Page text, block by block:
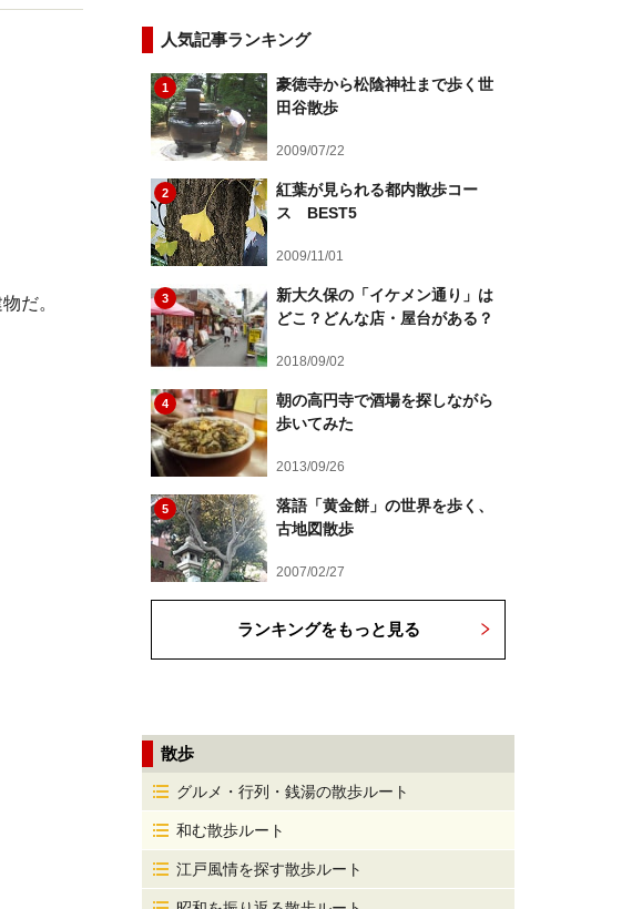
だ。
人気記事ランキング
1
豪徳寺から松陰神社まで歩く世
田谷散歩
2009/07/22
2
紅葉が見られる都内散歩コー
ス BEST5
2009/11/01
3
新大久保の「イケメン通り」は
どこ？どんな店・屋台がある？
2018/09/02
4
朝の高円寺で酒場を探しながら
歩いてみた
2013/09/26
5
落語「黄金餅」の世界を歩く、
古地図散歩
2007/02/27
ランキングをもっと見る
散歩
グルメ・行列・銭湯の散歩ルート
和む散歩ルート
江戸風情を探す散歩ルート